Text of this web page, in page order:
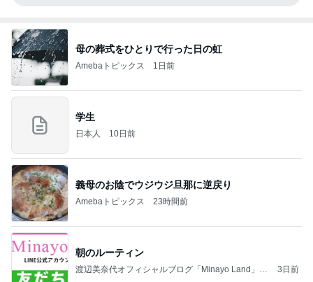
母の葬式をひとりで行った日の虹
Amebaトピックス 1日前
学生
日本人 10日前
義母のお陰でウジウジ旦那に逆戻り
Amebaトピックス 23時間前
朝のルーティン
渡辺美奈代オフィシャルブログ「Minayo Land」P
3日前